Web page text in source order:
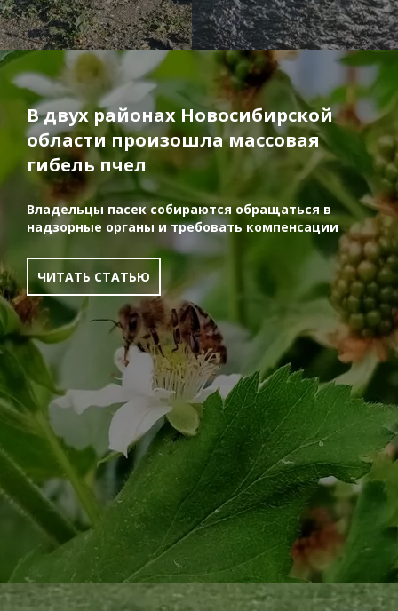
В двух районах Новосибирской
области произошла массовая
гибель пчел
Владельцы пасек собираются обращаться в
надзорные органы и требовать компенсации
ЧИТАТЬ СТАТЬЮ